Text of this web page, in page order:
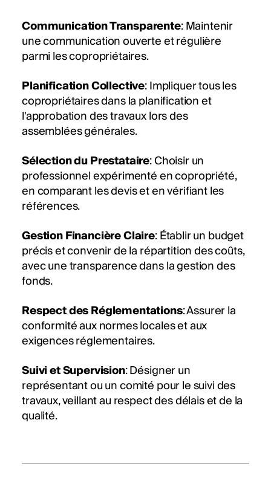
Communication Transparente: Maintenir
une communication ouverte et régulière
parmi les copropriétaires.
Planification Collective: Impliquer tous les
copropriétaires dans la planification et
l'approbation des travaux lors des
assemblées générales.
Sélection du Prestataire: Choisir un
professionnel expérimenté en copropriété,
en comparant les devis et en vérifiant les
références.
Gestion Financière Claire: Établir un budget
précis et convenir de la répartition des coûts,
avec une transparence dans la gestion des
fonds.
Respect des Réglementations: Assurer la
conformité aux normes locales et aux
exigences réglementaires.
Suivi et Supervision: Désigner un
représentant ou un comité pour le suivi des
travaux, veillant au respect des délais et de la
qualité.